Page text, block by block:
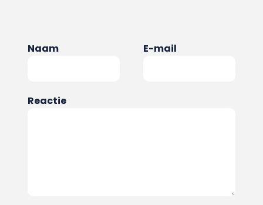
Naam E-mail
Reactie